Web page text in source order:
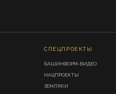
СПЕЦПРОЕКТЫ
БАШИНФОРМ-ВИДЕО
НАЦПРОЕКТЫ
ЗЕМЛЯКИ